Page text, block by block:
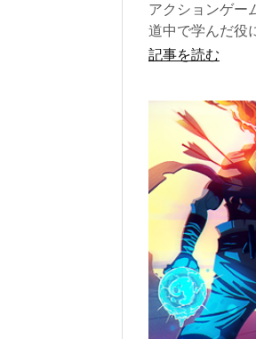
アクションゲー
道中で学んだ役
記事を読む